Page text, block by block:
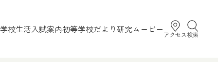
学校生活入試案内初等学校だより研究ムービーアクセス検索